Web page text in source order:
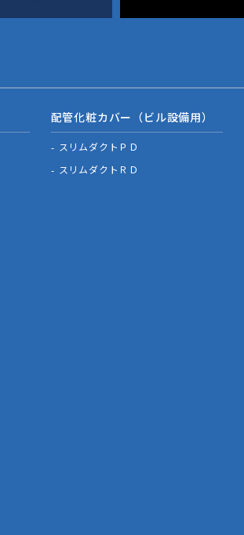
配管化粧カバー（ビル設備用）
スリムダクトＰＤ
スリムダクトＲＤ